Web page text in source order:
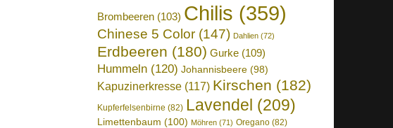
Brombeeren (103) Chilis (359)
Chinese 5 Color (147) Dahlien (72)
Erdbeeren (180) Gurke (109)
Hummeln (120) Johannisbeere (98)
Kapuzinerkresse (117) Kirschen (182)
Kupferfelsenbirne (82) Lavendel (209)
Limettenbaum (100) Möhren (71) Oregano (82)